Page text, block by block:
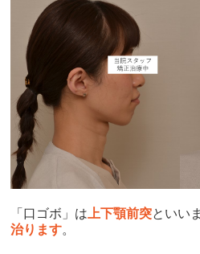
「口ゴボ」は 上下顎前突といい
治ります。